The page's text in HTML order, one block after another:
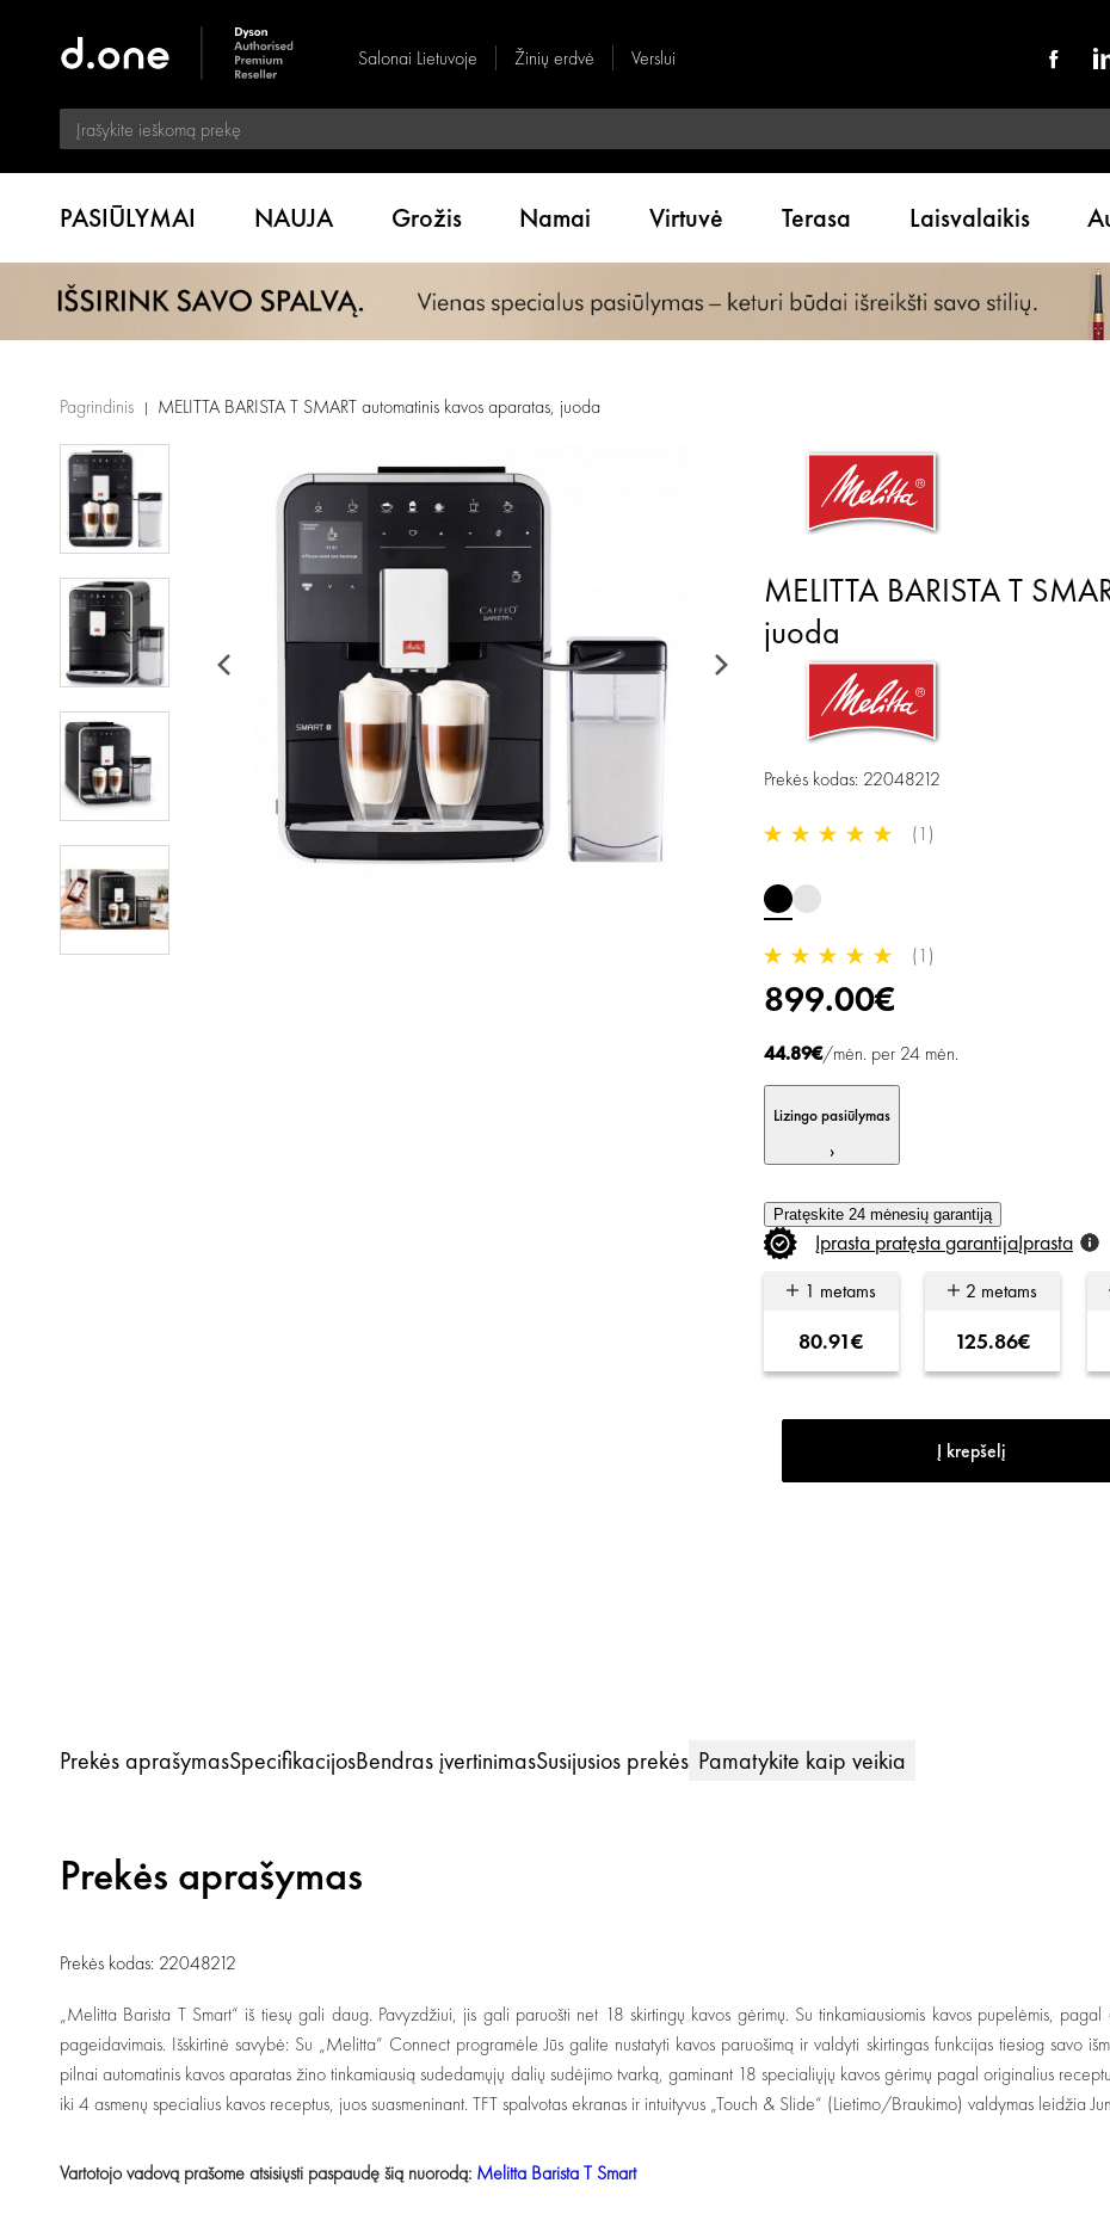
Salonai Lietuvoje Žinių erdvė Verslui
PASIŪLYMAI NAUJA Grožis Namai Virtuvė Terasa Laisvalaikis
Pagrindinis MELITTA BARISTA T SMART automatinis kavos aparatas, juoda
MELITTA BARISTA T
juoda
Prekės kodas: 22048212
(1)
(1)
899.00€
44.89€/mėn. per 24 mėn.
Lizingo pasiūlymas
›
Pratęskite 24 mėnesių garantiją
Įprasta pratęstagarantijaĮprasta
1 metams
80.91€
2 metams
125.86€
Prekės aprašymasSpecifikacijosBendras įvertinimasSusijusios prekės Pamatykite kaip veikia
Prekės aprašymas
Prekės kodas: 22048212
„Melitta Barista T Smart“ iš tiesų gali daug. Pavyzdžiui, jis gali paruošti net 18 skirtingų kavos gėrimų. Su tinkamiausiomis kavos pupelėmis,
pageidavimais. Išskirtinė savybė: Su „Melitta“ Connect programėle Jūs galite nustatyti kavos paruošimą ir valdyti skirtingas funkcijas tiesiog savo
pilnai automatinis kavos aparatas žino tinkamiausią sudedamųjų dalių sudėjimo tvarką, gaminant 18 specialiųjų kavos gėrimų pagal originalius
iki 4 asmenų specialius kavos receptus, juos suasmeninant. TFT spalvotas ekranas ir intuityvus „Touch & Slide“ (Lietimo/Braukimo) valdymas leidžia
Vartotojo vadovą prašome atsisiųsti paspaudę šią nuorodą: Melitta Barista T Smart